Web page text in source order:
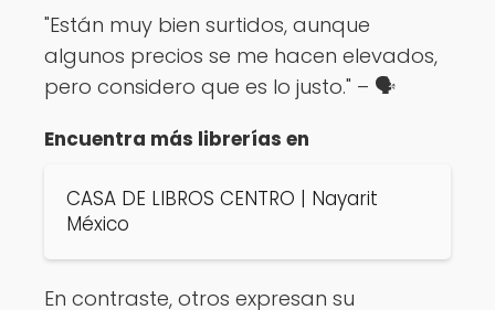
"Están muy bien surtidos, aunque
algunos precios se me hacen elevados,
pero considero que es lo justo." – 🗣️
Encuentra más librerías en
CASA DE LIBROS CENTRO | Nayarit
México
En contraste, otros expresan su